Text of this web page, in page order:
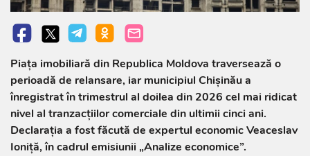
Piața imobiliară din Republica Moldova traversează o
perioadă de relansare, iar municipiul Chișinău a
înregistrat în trimestrul al doilea din 2026 cel mai ridicat
nivel al tranzacțiilor comerciale din ultimii cinci ani.
Declarația a fost făcută de expertul economic Veaceslav
Ioniță, în cadrul emisiunii „Analize economice”.